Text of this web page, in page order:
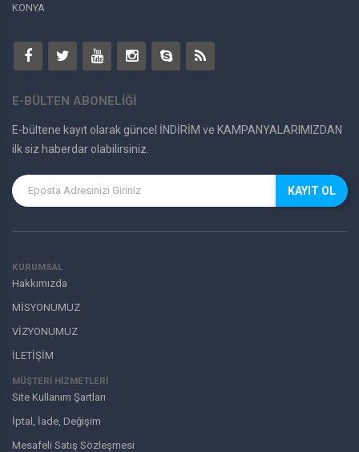
KONYA
E-BÜLTEN ABONELİĞİ
E-bültene kayıt olarak güncel İNDİRİM ve KAMPANYALARIMIZDAN
ilk siz haberdar olabilirsiniz.
KAYIT OL
KURUMSAL
Hakkımızda
MİSYONUMUZ
VİZYONUMUZ
İLETİŞİM
MÜŞTERI HIZMETLERI
Site Kullanım Şartları
İptal, İade, Değişim
Mesafeli Satış Sözleşmesi